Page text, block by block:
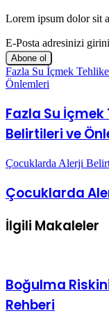
Lorem ipsum dolor sit
E-Posta adresinizi
Fazla Su İçmek
Önlemleri
Fazla Su
Belirtileri ve
Çocuklarda Alerji
Çocuklarda
İlgili Makaleler
Boğulma
Rehberi